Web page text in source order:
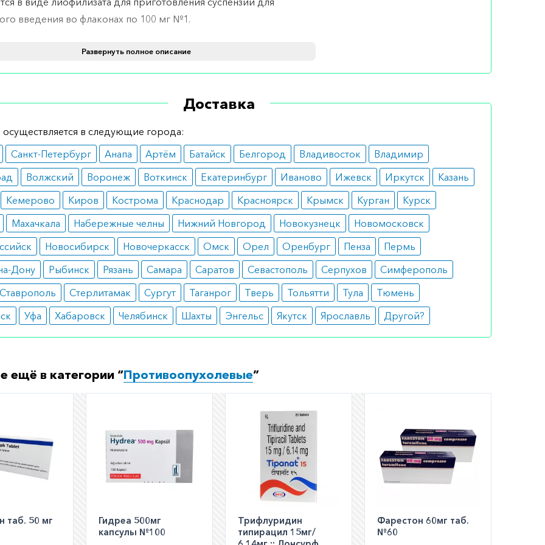
введения во флаконах по 100 мг №1.
и дозировка
дозировка - 75 мг на квадратный метр площади тела.
прекращается на 21 день. Затем цикл снова повторяется. Курс
миелолейкоз;
миелоцитарный и моноцитарный лейкоз;
синдром.
к препарату или его компонентам;
и лактация;
поражение печени;
возраст.
реакции
в суставах.
заказать препарат с доставкой в аптеку-партнёра в вашем
этого Вы можете оформить бронирование на сайте или
телефону
8 800 301 52 86 (бесплатно с любого телефона по РФ)
Развернуть полное описание
Доставка
осуществляется в следующие города:
Санкт-Петербург Анапа Артём Батайск Белгород Владивосток
Владимир
Волжский Воронеж Воткинск Екатеринбург Иваново Ижевск Иркутск
Казань
Кемерово Киров Кострома Краснодар Красноярск Крымск Курган
Курск
Махачкала Набережные челны Нижний Новгород Новокузнецк
Новомосковск
Новосибирск Новочеркасск Омск Орел Оренбург Пенза
Пермь
Дону
Рыбинск Рязань Самара Саратов Севастополь Серпухов
Симферополь
Ставрополь Стерлитамак Сургут Таганрог Тверь Тольятти Тула
Тюмень
Уфа Хабаровск Челябинск Шахты Энгельс Якутск Ярославль Другой?
ещё в категории “Противоопухолевые”
таб. 50 мг
Гидреа 500мг
капсулы №100
Трифлуридин
типирацил 15мг/
Фарестон 60мг таб.
№60